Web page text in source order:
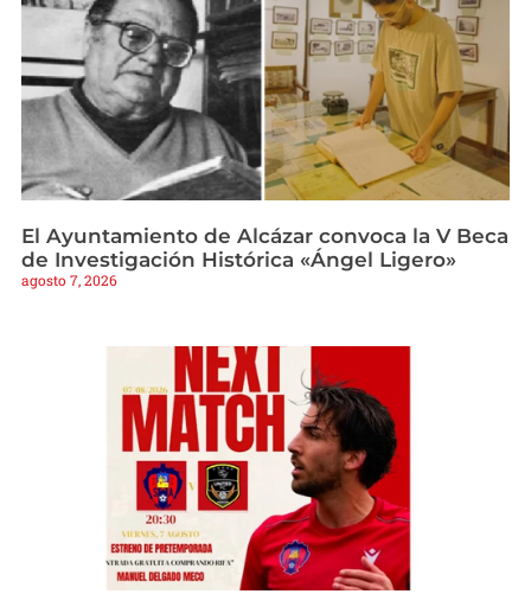
El Ayuntamiento de Alcázar convoca la V Beca
de Investigación Histórica «Ángel Ligero»
agosto 7, 2026